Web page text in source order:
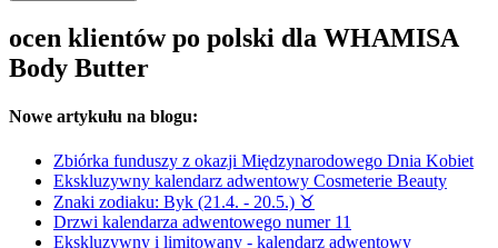
ocen klientów po polski dla WHAMISA
Body Butter
Nowe artykułu na blogu:
Zbiórka funduszy z okazji Międzynarodowego Dnia Kobiet
Ekskluzywny kalendarz adwentowy Cosmeterie Beauty
Znaki zodiaku: Byk (21.4. - 20.5.) ♉︎
Drzwi kalendarza adwentowego numer 11
Ekskluzywny i limitowany - kalendarz adwentowy